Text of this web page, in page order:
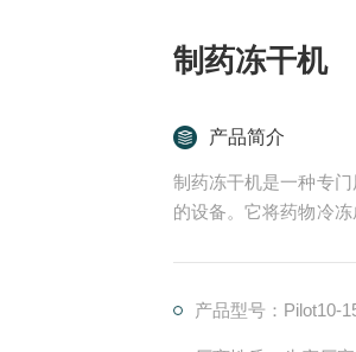
制药冻干机
产品简介
制药冻干机是一种专
的设备。它将药物冷
产品型号：Pilot10-